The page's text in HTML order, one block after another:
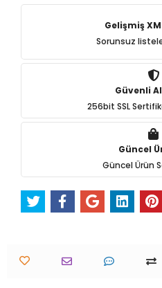
Gelişmiş
Sorunsuz
Güvenli
256bit SSL
Güncel
Güncel Ürün